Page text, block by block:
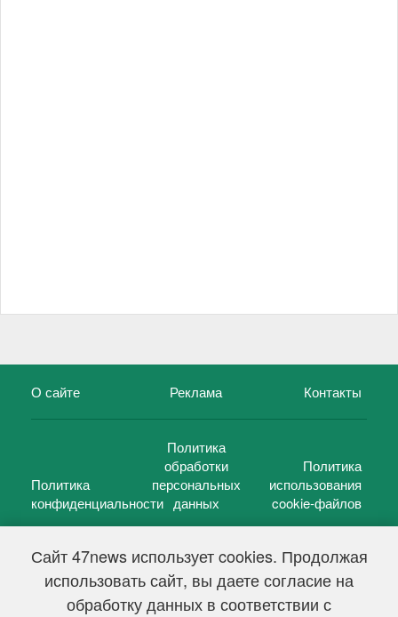
Сайт 47news использует cookies. Продолжая
использовать сайт, вы даете согласие на
обработку данных в соответствии с
О сайте Реклама Контакты
Политика
конфиденциальности
Политика
обработки
персональных
данных
Политика
использования
cookie-файлов
47 новостей (47 news)2005 — 2026 г.
Свидетельство о регистрации СМИ Эл № ФС 77-39848, выдано